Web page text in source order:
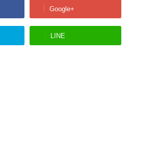
Google+
LINE